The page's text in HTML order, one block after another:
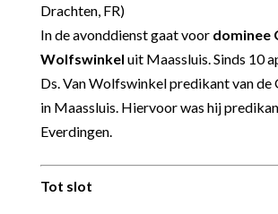
Drachten, FR)
In de avonddienst gaat voor dominee
Wolfswinkel uit Maassluis. Sinds 10
Ds. Van Wolfswinkel predikant van de
in Maassluis. Hiervoor was hij
Everdingen.
Tot slot